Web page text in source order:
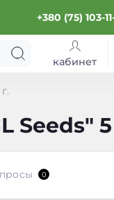
+380 (75) 103-
кабинет
Seeds" 5
0